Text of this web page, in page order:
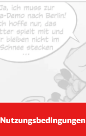
Nutzungsbedingungen